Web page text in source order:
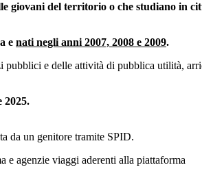
giovani del territorio o che studiano in
e nati negli anni 2007, 2008 e 2009.
e delle attività di pubblica utilità,
2025.
da un genitore tramite SPID.
e agenzie viaggi aderenti alla piattaforma